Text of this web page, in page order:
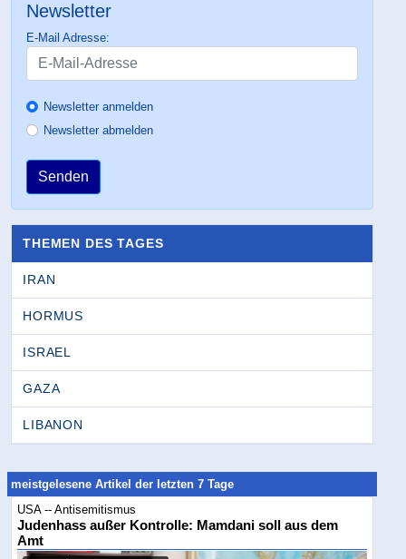
Newsletter
E-Mail Adresse:
Newsletter anmelden
Newsletter abmelden
Senden
THEMEN DES TAGES
IRAN
HORMUS
ISRAEL
GAZA
LIBANON
meistgelesene Artikel der letzten 7 Tage
USA -- Antisemitismus
Judenhass außer Kontrolle: Mamdani soll aus dem
Amt